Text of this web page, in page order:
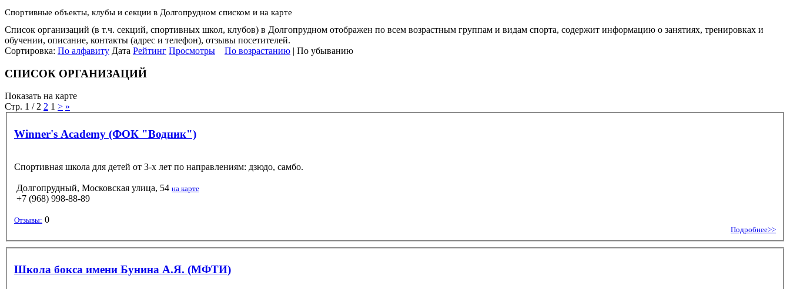
Спортивные объекты, клубы и секции в Долгопрудном списком и на карте
Список организаций (в т.ч. секций, спортивных школ, клубов) в Долгопрудном отображен по всем возрастным группам и видам спорта, содержит информацию о занятиях, тренировках и
обучении, описание, контакты (адрес и телефон), отзывы посетителей.
Сортировка: По алфавиту Дата Рейтинг Просмотры По возрастанию | По убыванию
СПИСОК ОРГАНИЗАЦИЙ
Показать на карте
Стр. 1 / 2 2 1 > »
Winner's Academy (ФОК "Водник")
Спортивная школа для детей от 3-х лет по направлениям: дзюдо, самбо.
Долгопрудный, Московская улица, 54 на карте
+7 (968) 998-88-89
Отзывы: 0
Подробнее>>
Школа бокса имени Бунина А.Я. (МФТИ)